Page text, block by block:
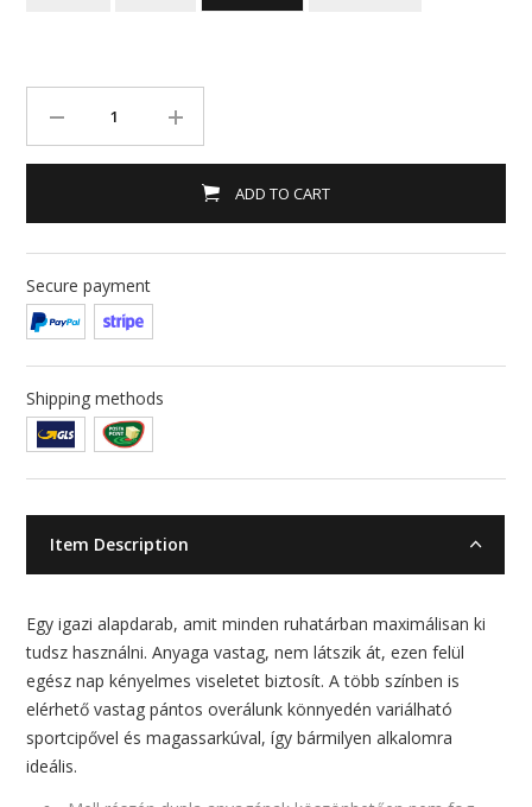
ADD TO CART
Secure payment
Shipping methods
Item Description
Egy igazi alapdarab, amit minden ruhatárban maximálisan ki
tudsz használni. Anyaga vastag, nem látszik át, ezen felül
egész nap kényelmes viseletet biztosít. A több színben is
elérhető vastag pántos overálunk könnyedén variálható
sportcipővel és magassarkúval, így bármilyen alkalomra
ideális.